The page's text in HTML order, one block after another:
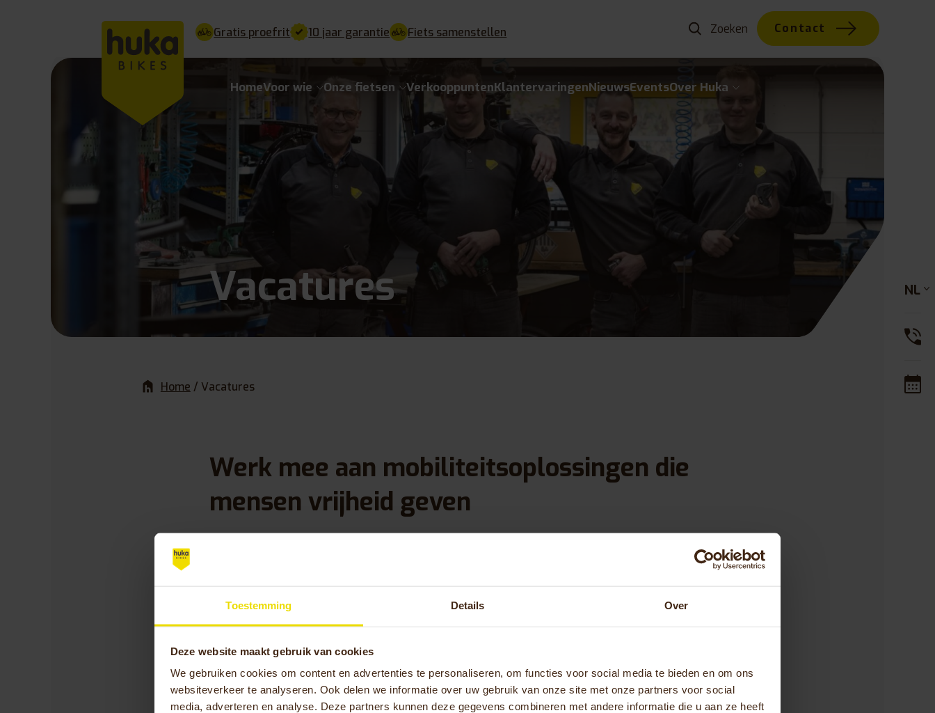
Toestemming Details Over
Deze website maakt gebruik van cookies
We gebruiken cookies om content en advertenties te personaliseren, om functies voor social media te bieden en om ons
websiteverkeer te analyseren. Ook delen we informatie over uw gebruik van onze site met onze partners voor social
media, adverteren en analyse. Deze partners kunnen deze gegevens combineren met andere informatie die u aan ze heeft
Gratis proefrit 10 jaar garantie Fiets samenstellen Contact
HomeVoor wie Onze fietsen VerkooppuntenKlantervaringenNieuwsEventsOver Huka
Vacatures
Home / Vacatures
Werk mee aan mobiliteitsoplossingen die
mensen vrijheid geven
Bij Huka werk je niet alleen aan een fiets. Je werkt aan vrijheid. Dankzij
jouw werk kunnen mensen zelfstandig boodschappen doen, familie
We zijn trots op ons hechte team van ruim 60 enthousiaste collega’s. Samen vormen we een
dynamische groep professionals. Vanuit Oldenzaal ontwikkelen en bouwen we al ruim 50 jaar aan
zelfstandigheid. Ieder teamlid brengt unieke vaardigheden en ervaringen mee, wat ons in staat
stelt om constant te groeien en de hoogste kwaliteit te leveren aan onze klanten.
NL